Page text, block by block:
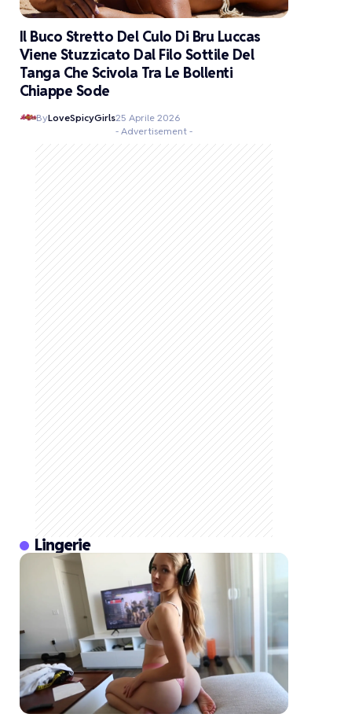
Il Buco Stretto Del Culo Di Bru Luccas
Viene Stuzzicato Dal Filo Sottile Del
Tanga Che Scivola Tra Le Bollenti
Chiappe Sode
ByLoveSpicyGirls25 Aprile 2026
- Advertisement -
Lingerie